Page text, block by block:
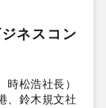
ネスコン
時松浩社長）
、鈴木規文社